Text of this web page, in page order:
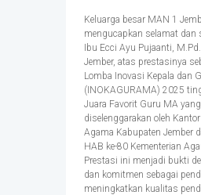
Keluarga besar MAN 1
mengucapkan selamat dan
Ibu Ecci Ayu Pujaanti,
Jember, atas prestasinya
Lomba Inovasi Kepala dan
(INOKAGURAMA) 2025
Juara Favorit Guru MA yang
diselenggarakan oleh
Agama Kabupaten Jember
HAB ke-80 Kementerian
Prestasi ini menjadi bukti
dan komitmen sebagai
meningkatkan kualitas